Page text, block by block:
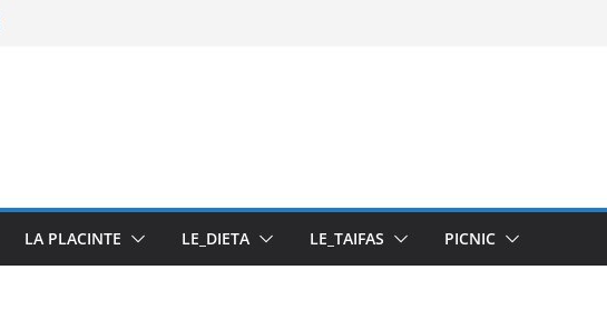
LA PLACINTE LE_DIETA LE_TAIFAS PICNIC